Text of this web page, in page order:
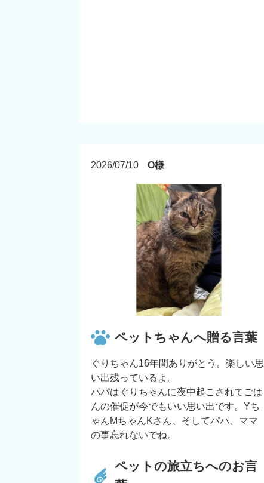
2026/07/10 O様
ペットちゃんへ贈る言葉
ぐりちゃん16年間ありがとう。楽しい思
い出残っているよ。
パパはぐりちゃんに夜中起こされてごは
んの催促が今でもいい思い出です。Yち
ゃんMちゃんKさん、そしてパパ、ママ
の事忘れないでね。
ペットの旅立ちへのお言